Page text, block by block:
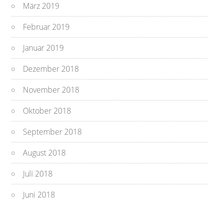
März 2019
Februar 2019
Januar 2019
Dezember 2018
November 2018
Oktober 2018
September 2018
August 2018
Juli 2018
Juni 2018